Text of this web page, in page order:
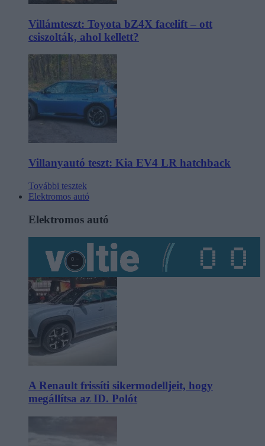
Villámteszt: Toyota bZ4X facelift – ott
csiszolták, ahol kellett?
Villanyautó teszt: Kia EV4 LR hatchback
További tesztek
Elektromos autó
Elektromos autó
A Renault frissíti sikermodelljeit, hogy
megállítsa az ID. Polót